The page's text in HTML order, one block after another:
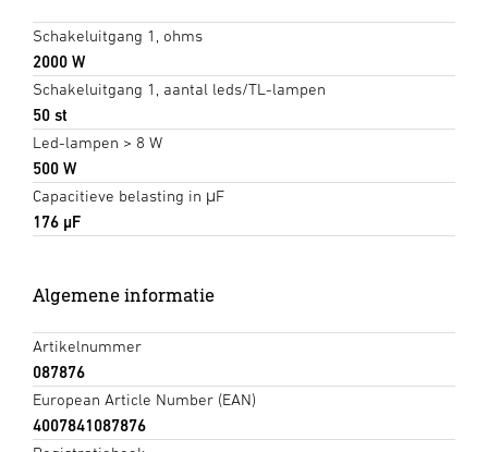
Schakeluitgang 1, ohms
2000 W
Schakeluitgang 1, aantal leds/TL-lampen
50 st
Led-lampen > 8 W
500 W
Capacitieve belasting in μF
176 µF
Algemene informatie
Artikelnummer
087876
European Article Number (EAN)
4007841087876